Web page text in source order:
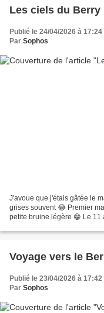
Les ciels du Berry
Publié le 24/04/2026 à 17:24
Par Sophos
J'avoue que j'étais gâtée le
grises souvent 😂 Premier
petite bruine légère 😁 Le 11
Voyage vers le
Publié le 23/04/2026 à 17:42
Par Sophos